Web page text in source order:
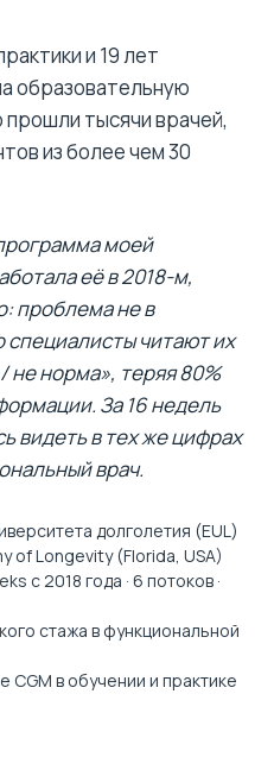
и 19 лет
образовательную
тысячи врачей,
из более чем 30
моей
её в 2018-м,
проблема не в
специалисты читают их
не норма», теряя 80%
За 16 недель
видеть в тех же цифрах
врач.
долголетия (EUL)
of Longevity (Florida, USA)
с 2018 года · 6 потоков ·
стажа в функциональной
в обучении и практике